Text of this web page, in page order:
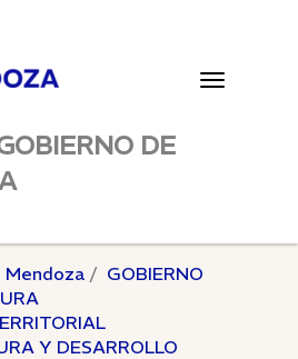
Toggle
DE
Mendoza
GOBIERNO
Y DESARROLLO